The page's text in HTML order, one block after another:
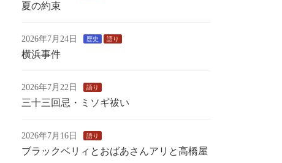
夏の約束
2026年7月24日 歴史 語り
横浜事件
2026年7月22日 語り
三十三回忌・ミソギ祓い
2026年7月16日 語り
ブラックベリィとおばあさんアリと高橋屋